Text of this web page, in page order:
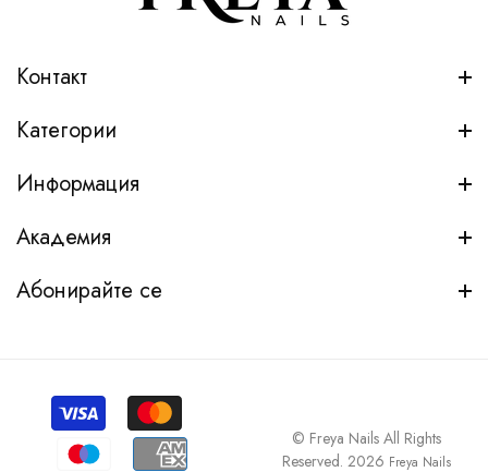
Контакт
Категории
Информация
Академия
Абонирайте се
© Freya Nails All Rights
Reserved. 2026 Freya Nails